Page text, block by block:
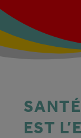
EST